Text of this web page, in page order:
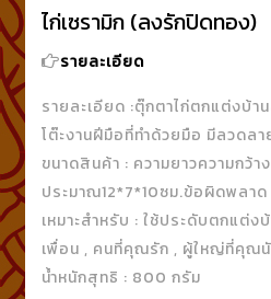
ไก่เซรามิก (ลงรักปิดทอง)
รายละเอียด
รายละเอียด :ตุ๊กตาไก่ตกแต่งบ้า
โต๊ะงานฝีมือที่ทำด้วยมือ มีลวดล
ขนาดสินค้า : ความยาวความกว้า
ประมาณ12*7*10ซม.ข้อผิดพลาด
เหมาะสำหรับ : ใช้ประดับตกแต่
เพื่อน , คนที่คุณรัก , ผู้ใหญ่ที่คุณ
น้ำหนักสุทธิ : 800 กรัม